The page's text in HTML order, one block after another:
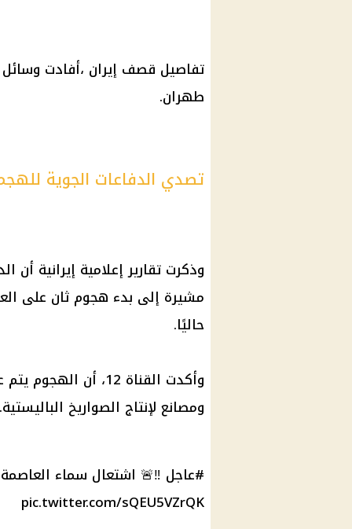
تفاصيل قصف إيران ،أفادت وسائل
طهران.
تصدي الدفاعات الجوية
وذكرت تقارير إعلامية إيرانية
مشيرة إلى بدء هجوم ثان على
حاليًا.
وأكدت القناة 12،
ومصانع لإنتاج الصواريخ الباليستية.
#عاجل ‼️🚨 اشتعال سماء
pic.twitter.com/sQEU5VZrQK